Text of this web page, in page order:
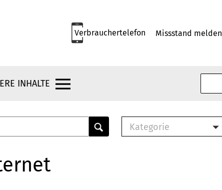
Verbrauchertelefon Missstand melden
INHALTE
Kategorie